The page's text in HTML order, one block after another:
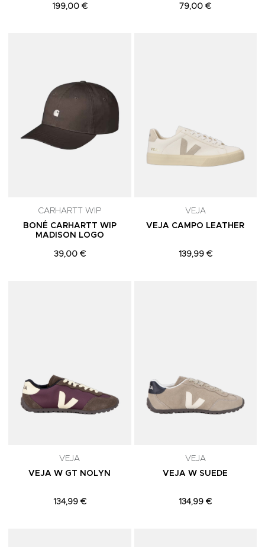
199,00 €
79,00 €
CARHARTT WIP
BONÉ CARHARTT WIP
MADISON LOGO
39,00 €
VEJA
VEJA CAMPO LEATHER
139,99 €
VEJA
VEJA W GT NOLYN
134,99 €
VEJA
VEJA W SUEDE
134,99 €